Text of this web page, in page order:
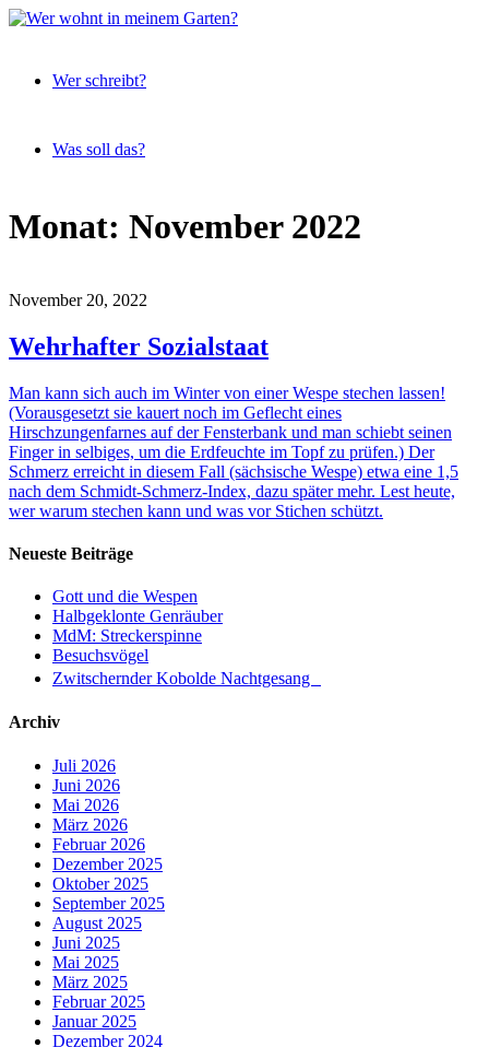
wohnt
meinem
vor der
Terrassentür
Wer schreibt?
Was soll das?
Skip
to
Monat: November 2022
November 20, 2022
Wehrhafter Sozialstaat
Man kann sich auch im Winter von einer Wespe stechen lassen!
(Vorausgesetzt sie kauert noch im Geflecht eines
Hirschzungenfarnes auf der Fensterbank und man schiebt seinen
Finger in selbiges, um die Erdfeuchte im Topf zu prüfen.) Der
Schmerz erreicht in diesem Fall (sächsische Wespe) etwa eine 1,5
nach dem Schmidt-Schmerz-Index, dazu später mehr. Lest heute,
wer warum stechen kann und was vor Stichen schützt.
Neueste Beiträge
Gott und die Wespen
Halbgeklonte Genräuber
MdM: Streckerspinne
Besuchsvögel
Zwitschernder Kobolde Nachtgesang
Archiv
Juli 2026
Juni 2026
Mai 2026
März 2026
Februar 2026
Dezember 2025
Oktober 2025
September 2025
August 2025
Juni 2025
Mai 2025
März 2025
Februar 2025
Januar 2025
Dezember 2024